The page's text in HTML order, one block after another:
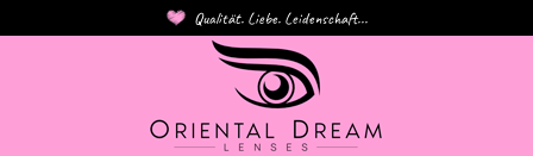
Qualität. Liebe. Leidenschaft...